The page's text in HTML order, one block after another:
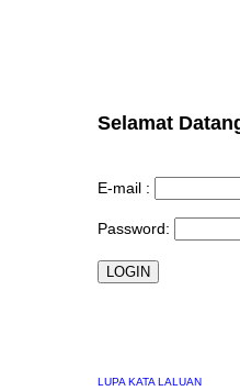
Selamat
E-mail :
Password:
LUPA KATA LALUAN